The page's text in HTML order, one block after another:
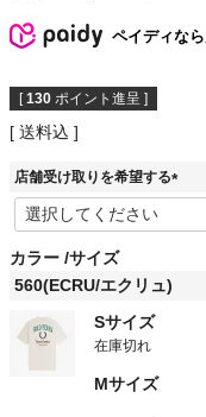
ペイディな
[ 130 ポイント進呈 ]
送料込
店舗受け取りを希望する
(
カラー サイズ
560(ECRU/エクリュ)
Sサイズ
在庫切れ
Mサイズ